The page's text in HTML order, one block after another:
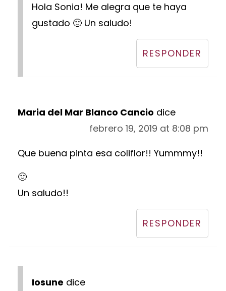
Hola Sonia! Me alegra que te haya
gustado 🙂 Un saludo!
RESPONDER
Maria del Mar Blanco Cancio dice
febrero 19, 2019 at 8:08 pm
Que buena pinta esa coliflor!! Yummmy!!
🙂
Un saludo!!
RESPONDER
Iosune dice